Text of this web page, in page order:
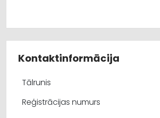
Kontaktinformācija
Tālrunis
Reģistrācijas numurs